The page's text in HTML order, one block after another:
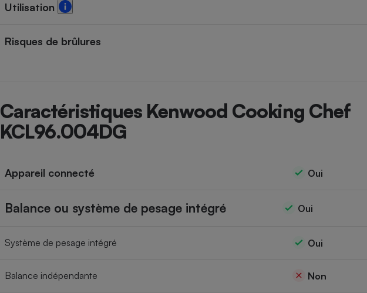
Utilisation
Risques de brûlures
Caractéristiques Kenwood Cooking Chef
KCL96.004DG
Appareil connecté Oui
Balance ou système de pesage intégré Oui
Système de pesage intégré Oui
Balance indépendante Non